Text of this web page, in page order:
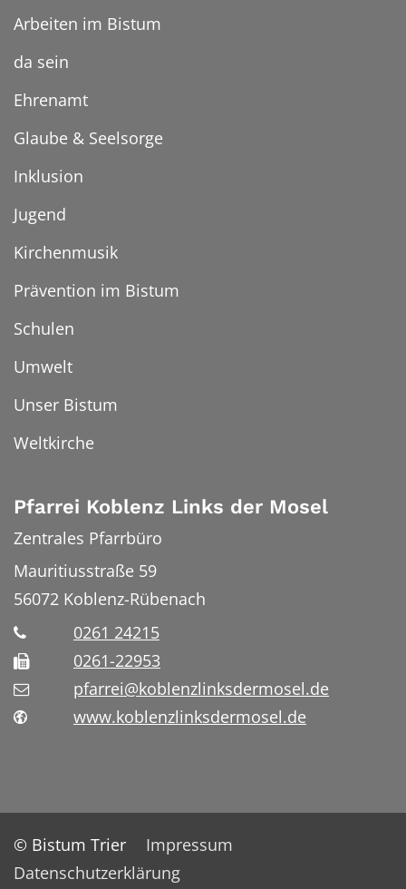
Arbeiten im Bistum
da sein
Ehrenamt
Glaube & Seelsorge
Inklusion
Jugend
Kirchenmusik
Prävention im Bistum
Schulen
Umwelt
Unser Bistum
Weltkirche
Pfarrei Koblenz Links der Mosel
Zentrales Pfarrbüro
Mauritiusstraße 59
56072 Koblenz-Rübenach
0261 24215
0261-22953
pfarrei@koblenzlinksdermosel.de
www.koblenzlinksdermosel.de
© Bistum Trier
Impressum
Datenschutzerklärung